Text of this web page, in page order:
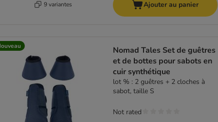
9 variantes Ajouter au panier
Nomad Tales Set de guêtres
et de bottes pour sabots en
cuir synthétique
lot % : 2 guêtres + 2 cloches à
sabot, taille S
Not rated